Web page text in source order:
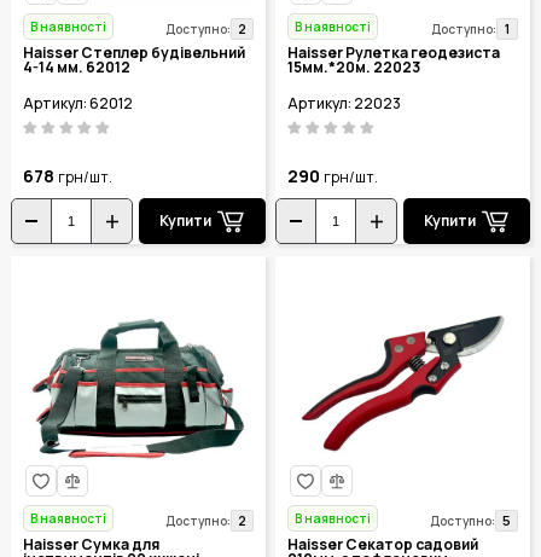
В наявності Доступно: 2
Haisser Степлер будівельний
4-14 мм. 62012
Артикул: 62012
678 грн/шт.
Купити
В наявності Доступно: 1
Haisser Рулетка геодезиста
15мм.*20м. 22023
Артикул: 22023
290 грн/шт.
Купити
В наявності Доступно: 2
Haisser Сумка для
В наявності Доступно: 5
Haisser Секатор садовий